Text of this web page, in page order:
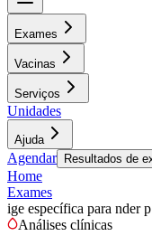
Exames
Vacinas
Serviços
Unidades
Ajuda
Agendar Resultados de
Home
Exames
ige específica para nder
Análises clínicas